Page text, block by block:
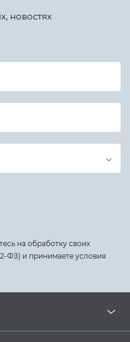
новостях
на обработку своих
ФЗ) и принимаете условия